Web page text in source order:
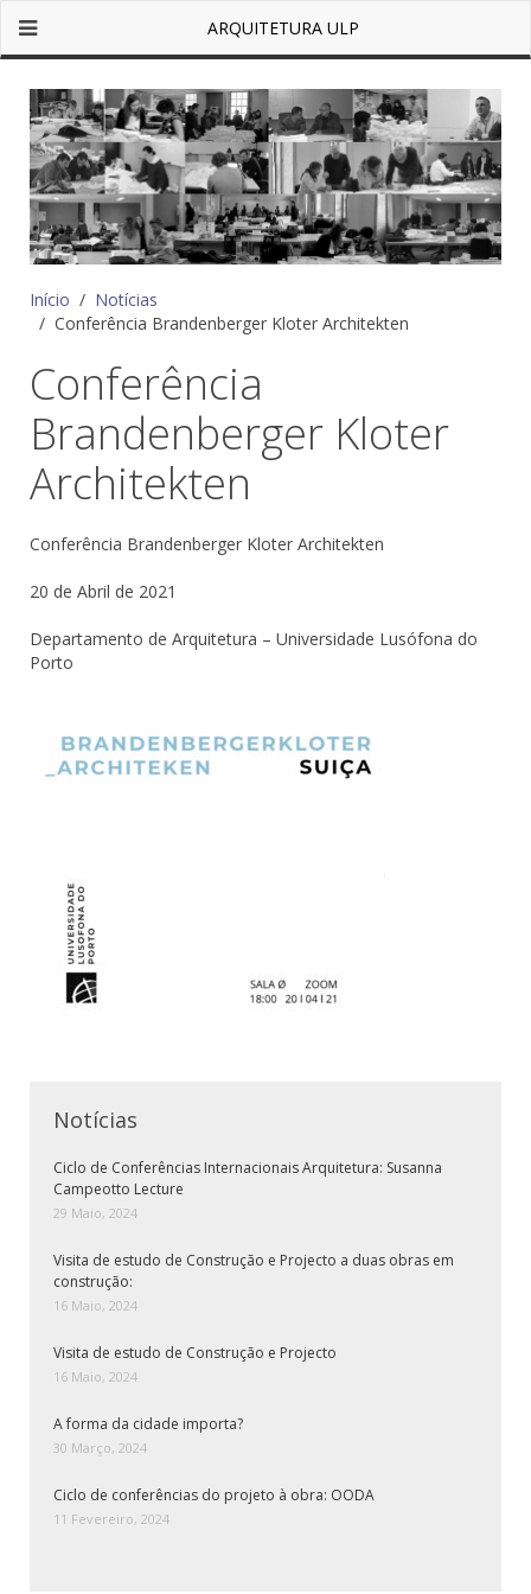
ARQUITETURA ULP
Início
Notícias
Conferência Brandenberger Kloter Architekten
Conferência
Brandenberger Kloter
Architekten
Conferência Brandenberger Kloter Architekten
20 de Abril de 2021
Departamento de Arquitetura – Universidade Lusófona do
Porto
Notícias
Ciclo de Conferências Internacionais Arquitetura: Susanna
Campeotto Lecture
29 Maio, 2024
Visita de estudo de Construção e Projecto a duas obras em
construção:
16 Maio, 2024
Visita de estudo de Construção e Projecto
16 Maio, 2024
A forma da cidade importa?
30 Março, 2024
Ciclo de conferências do projeto à obra: OODA
11 Fevereiro, 2024